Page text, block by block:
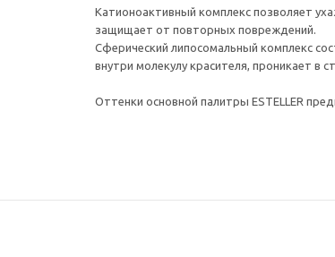
Катионоактивный комплекс позволяет
защищает от повторных повреждений.
Сферический липосомальный комплекс
внутри молекулу красителя, проникает в
Оттенки основной палитры ESTELLER